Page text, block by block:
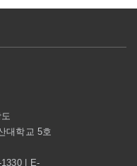
대학교 5호
| E-